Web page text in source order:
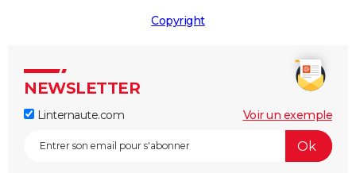
Copyright
NEWSLETTER
Linternaute.com Voir un exemple